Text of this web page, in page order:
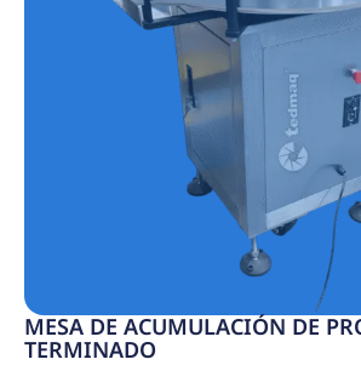
MESA DE ACUMULACIÓN DE
TERMINADO